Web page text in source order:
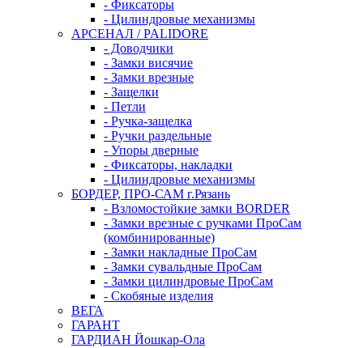
- Фиксаторы
- Цилиндровые механизмы
АРСЕНАЛ / PALIDORE
- Доводчики
- Замки висячие
- Замки врезные
- Защелки
- Петли
- Ручка-защелка
- Ручки раздельные
- Упоры дверные
- Фиксаторы, накладки
- Цилиндровые механизмы
БОРДЕР, ПРО-САМ г.Рязань
- Взломостойкие замки BORDER
- Замки врезные с ручками ПроСам
(комбинированные)
- Замки накладные ПроСам
- Замки сувальдные ПроСам
- Замки цилиндровые ПроСам
- Скобяные изделия
ВЕГА
ГАРАНТ
ГАРДИАН Йошкар-Ола